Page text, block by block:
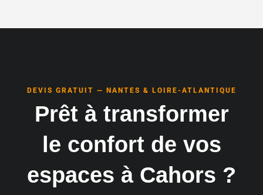
DEVIS GRATUIT — NANTES & LOIRE-ATLANTIQUE
Prêt à transformer
le confort de vos
espaces à Cahors ?